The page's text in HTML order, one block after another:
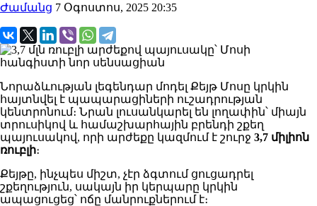
Ժամանց 7 Օգոստոս, 2025 20:35
Նորաձևության լեգենդար մոդել Քեյթ Մոսը կրկին
հայտնվել է պապարացիների ուշադրության
կենտրոնում։ Նրան լուսանկարել են լողափին՝ միայն
տրուսիկով և համաշխարհային բրենդի շքեղ
պայուսակով, որի արժեքը կազմում է շուրջ 3,7 միլիոն
ռուբլի։
Քեյթը, ինչպես միշտ, չէր ձգտում ցուցադրել
շքեղություն, սակայն իր կերպարը կրկին
ապացուցեց՝ ոճը մանրուքներում է։